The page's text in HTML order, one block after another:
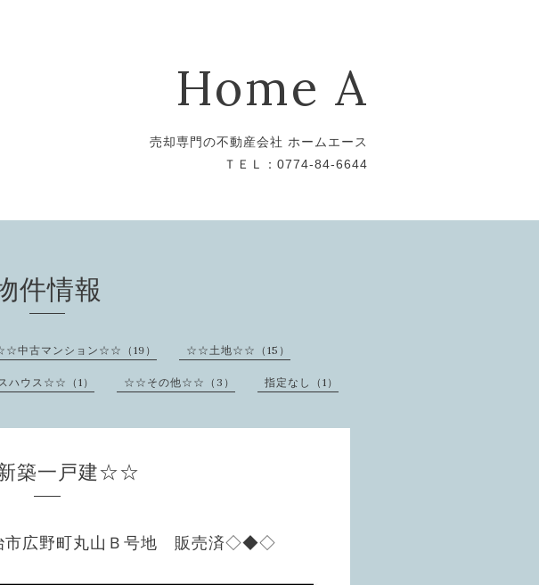
Home A
売却専門の不動産会社 ホームエース
ＴＥＬ：0774-84-6644
件情報
中古マンション☆☆（19） ☆☆土地☆☆（15）
ハウス☆☆（1） ☆☆その他☆☆（3） 指定なし（1）
築一戸建☆☆
広野町丸山Ｂ号地 販売済◇◆◇